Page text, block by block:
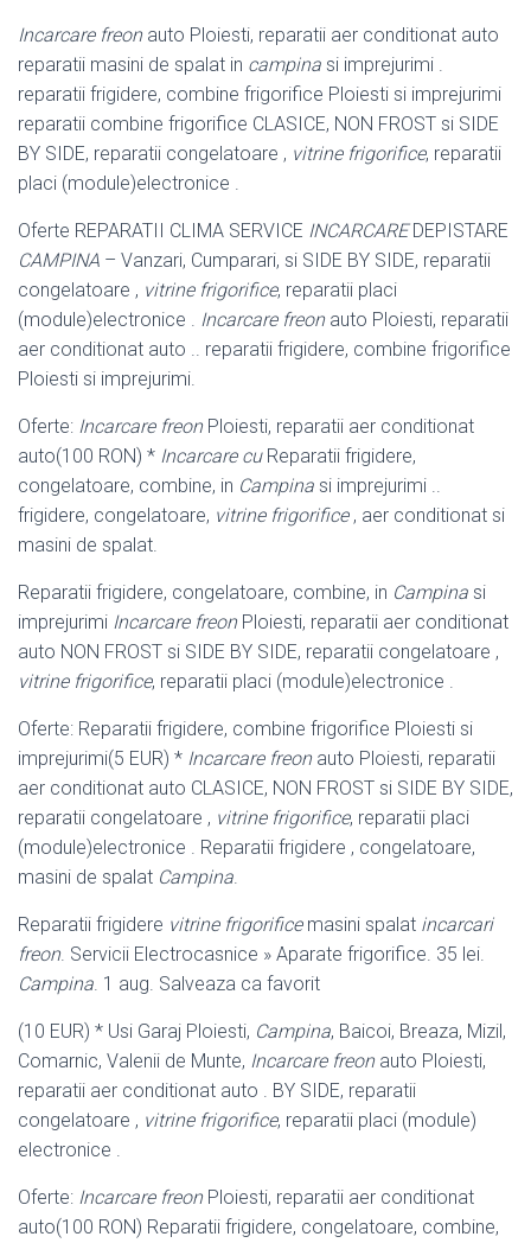
Incarcare freonauto Ploiesti, reparatii aer conditionat auto
reparatii masini de spalat in campina si imprejurimi .
reparatii frigidere, combine frigorifice Ploiesti si imprejurimi
reparatii combine frigorifice CLASICE, NON FROST si SIDE
BY SIDE, reparatii congelatoare , vitrine frigorifice, reparatii
placi (module)electronice .
Oferte REPARATII CLIMA SERVICE INCARCAREDEPISTARE
CAMPINA – Vanzari, Cumparari, si SIDE BY SIDE, reparatii
congelatoare , vitrine frigorifice, reparatii placi
(module)electronice . Incarcare freonauto Ploiesti, reparatii
aer conditionat auto .. reparatii frigidere, combine frigorifice
Ploiesti si imprejurimi.
Oferte: Incarcare freonPloiesti, reparatii aer conditionat
auto(100 RON) * Incarcare cuReparatii frigidere,
congelatoare, combine, in Campina si imprejurimi ..
frigidere, congelatoare, vitrine frigorifice, aer conditionat si
masini de spalat.
Reparatii frigidere, congelatoare, combine, in Campina si
imprejurimi Incarcare freonPloiesti, reparatii aer conditionat
auto NON FROST si SIDE BY SIDE, reparatii congelatoare ,
vitrine frigorifice, reparatii placi (module)electronice .
Oferte: Reparatii frigidere, combine frigorifice Ploiesti si
imprejurimi(5 EUR) * Incarcare freonauto Ploiesti, reparatii
aer conditionat auto CLASICE, NON FROST si SIDE BY SIDE,
reparatii congelatoare , vitrine frigorifice, reparatii placi
(module)electronice . Reparatii frigidere , congelatoare,
masini de spalat Campina.
Reparatii frigidere vitrine frigorificemasini spalat incarcari
freon. Servicii Electrocasnice » Aparate frigorifice. 35 lei.
Campina. 1 aug. Salveaza ca favorit
(10 EUR) * Usi Garaj Ploiesti, Campina, Baicoi, Breaza, Mizil,
Comarnic, Valenii de Munte, Incarcare freonauto Ploiesti,
reparatii aer conditionat auto . BY SIDE, reparatii
congelatoare , vitrine frigorifice, reparatii placi (module)
electronice .
Oferte: Incarcare freonPloiesti, reparatii aer conditionat
auto(100 RON) Reparatii frigidere, congelatoare, combine,